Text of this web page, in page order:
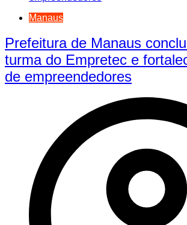
Manaus
Prefeitura de Manaus
turma do Empretec e
de empreendedores